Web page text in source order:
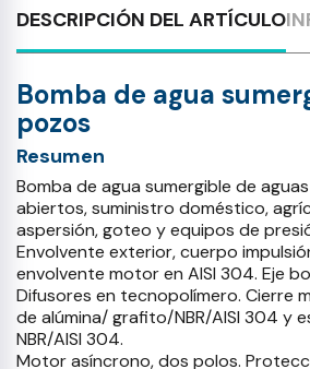
DESCRIPCIÓN DEL ARTÍCULO
Bomba de agua
pozos
Resumen
Bomba de agua sumergible de
abiertos, suministro doméstico,
aspersión, goteo y equipos de
Envolvente exterior, cuerpo
envolvente motor en AISI 304. Eje
Difusores en tecnopolímero. Cierre
de alúmina/ grafito/NBR/AISI 304 y
NBR/AISI 304.
Motor asíncrono, dos polos.